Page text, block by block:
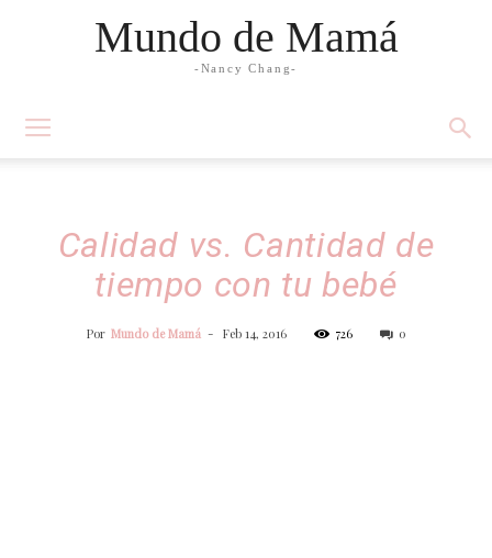
Mundo de Mamá
-Nancy Chang-
Calidad vs. Cantidad de
tiempo con tu bebé
Por Mundo de Mamá - Feb 14, 2016 726 0